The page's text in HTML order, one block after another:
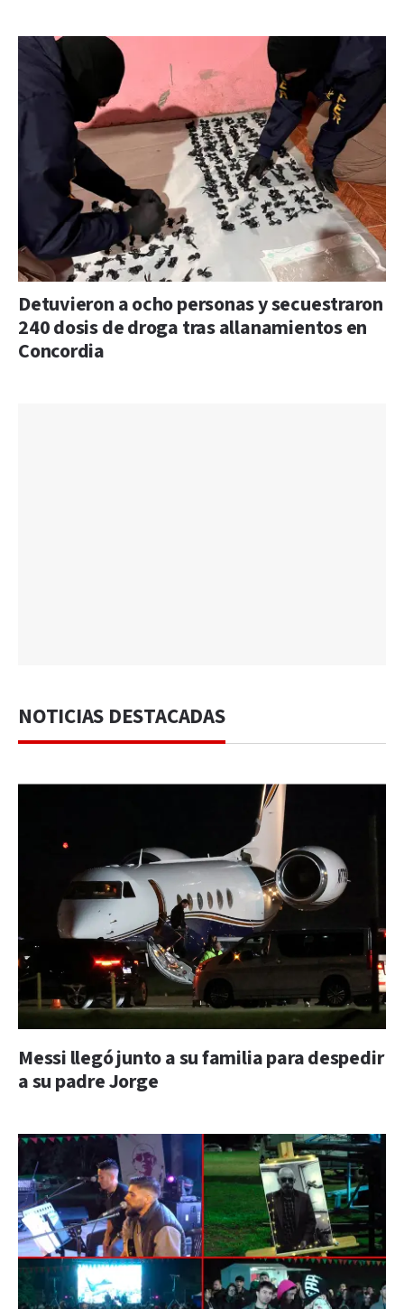
Detuvieron a ocho personas y secuestraron
240 dosis de droga tras allanamientos en
Concordia
NOTICIAS DESTACADAS
Messi llegó junto a su familia para despedir
a su padre Jorge